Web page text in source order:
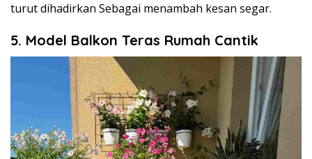
turut dihadirkan Sebagai menambah kesan segar.
5. Model Balkon Teras Rumah Cantik